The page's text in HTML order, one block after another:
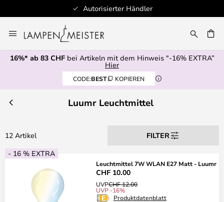
Autorisierter Händler
Inhalt
springen
16%* ab 83 CHFbei Artikeln mit dem Hinweis "-16% EXTRA”
Hier
CODE:BEST KOPIEREN
Luumr Leuchtmittel
12 Artikel
FILTER
- 16 % EXTRA
Leuchtmittel 7W WLAN E27 Matt - Luumr
CHF 10.00
UVPCHF 12.00
UVP -16%
Produktdatenblatt